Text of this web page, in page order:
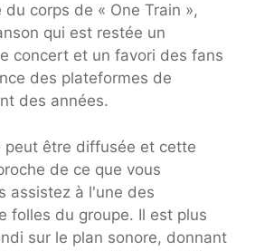
corps de « One Train »,
qui est restée un
concert et un favori des fans
des plateformes de
des années.
peut être diffusée et cette
de ce que vous
assistez à l'une des
folles du groupe. Il est plus
sur le plan sonore, donnant